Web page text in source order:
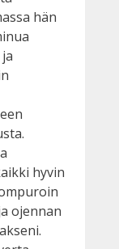
hän
hyvin
ojennan